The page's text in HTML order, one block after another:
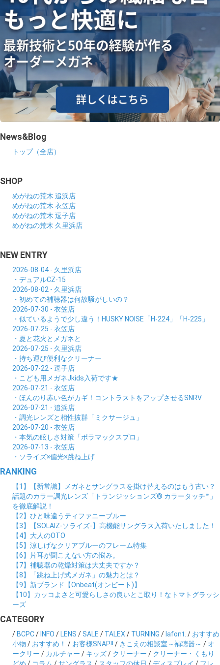
News&Blog
トップ（全店）
SHOP
めがねの荒木 追浜店
めがねの荒木 衣笠店
めがねの荒木 逗子店
めがねの荒木 久里浜店
NEW ENTRY
2026-08-04 - 久里浜店
・デュアルCZ-15
2026-08-02 - 久里浜店
・初めての補聴器は何故騒がしいの？
2026-07-30 - 衣笠店
・似ているようで少し違う！HUSKY NOISE「H-224」「H-225」
2026-07-25 - 衣笠店
・夏と花火とメガネと
2026-07-25 - 久里浜店
・持ち運び便利なクリーナー
2026-07-22 - 逗子店
・こども用メガネJkids入荷です★
2026-07-21 - 衣笠店
・ほんのり赤い色がカギ！コントラストをアップさせるSNRV
2026-07-21 - 追浜店
・調光レンズと相性抜群「ミクサージュ」
2026-07-20 - 衣笠店
・本気の眩しさ対策「ポラマックスプロ」
2026-07-13 - 衣笠店
・ソライズ×偏光×跳ね上げ
RANKING
【1】【新常識】メガネとサングラスを掛け替えるのはもう古い？
話題のカラー調光レンズ「トランジッションズ® カラータッチ™」
を徹底解説！
【2】ひと味違うティファニーブルー
【3】【SOLAIZ-ソライズ-】高機能サングラス入荷いたしました！
【4】大人のOTO
【5】涼しげなクリアブルーのフレーム特集
【6】片耳が聞こえない方の悩み。
【7】補聴器の乾燥対策は大丈夫ですか？
【8】「跳ね上げ式メガネ」の魅力とは？
【9】新ブランド【Onbeat(オンビート)】
【10】カッコよさと可愛らしさの良いとこ取り！なトマトグラッシ
ーズ
CATEGORY
/ BCPC/ INFO / LENS /SALE / TALEX / TURNING / lafont. / おすすめ
小物 / おすすめ！ / お客様SNAP!! / きこえの相談室～補聴器～ / オ
ークリー / カルチャー / キッズ/ クリーナー / クリーナー・くもり